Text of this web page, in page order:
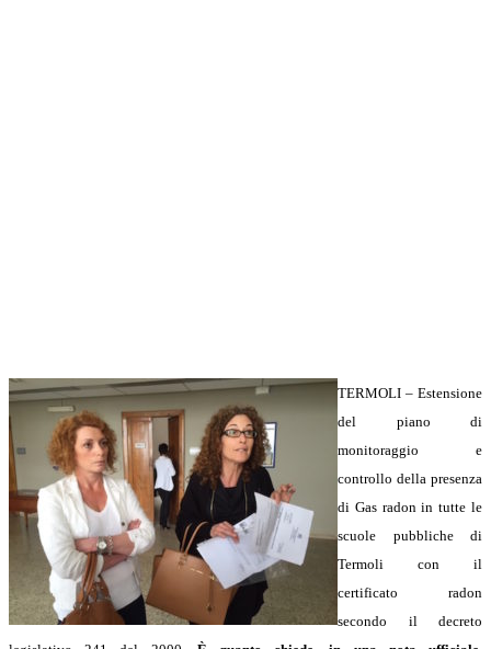
TERMOLI – Estensione
del piano di
monitoraggio e
controllo della presenza
di Gas radon in tutte le
scuole pubbliche di
Termoli con il
certificato radon
secondo il decreto